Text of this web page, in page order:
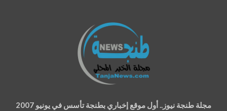
مجلة طنجة نيوز.. أول موقع إخباري بطنجة تأسس في يونيو 2007